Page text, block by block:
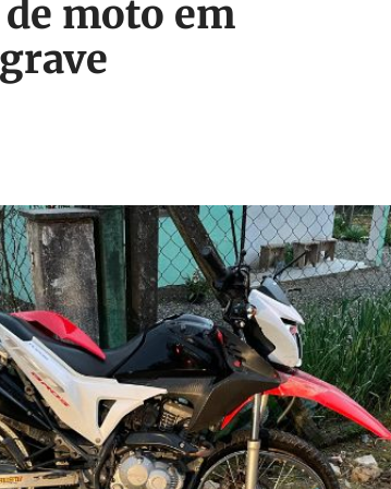
moto em